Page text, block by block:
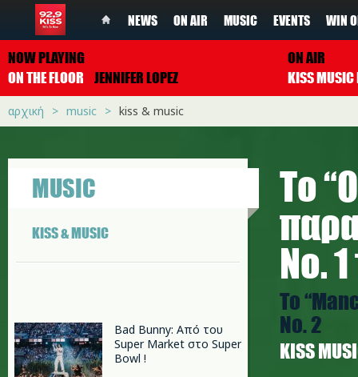
NEWS ON AIR MUSIC EVENTS WIN
NOW PLAYING
ON THE FLOOR
JENNIFER LOPEZ
ON AIR
αρχική music kiss & music
MUSIC
KISS & MUSIC
Bad Bunny: Από του
Super Market στο Super
Bowl !
Το
Νο.
Το
Νο. 2
ΚISS